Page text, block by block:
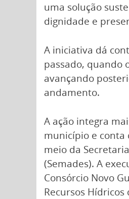
uma solução
dignidade e
A iniciativa dá
passado, quando
avançando
andamento.
A ação integra
município e conta
meio da
(Semades). A
Consórcio Novo
Recursos Hídricos